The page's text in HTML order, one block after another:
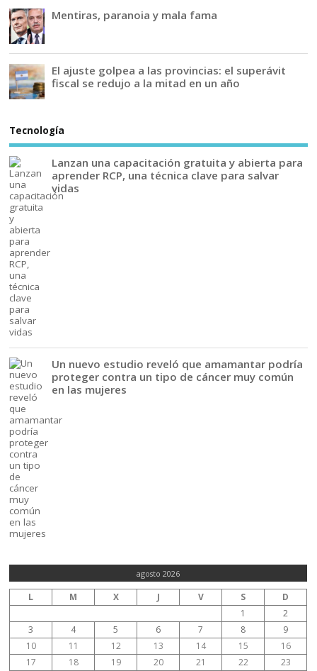
Mentiras, paranoia y mala fama
El ajuste golpea a las provincias: el superávit
fiscal se redujo a la mitad en un año
Tecnología
Lanzan una capacitación gratuita y abierta para
aprender RCP, una técnica clave para salvar
vidas
Un nuevo estudio reveló que amamantar podría
proteger contra un tipo de cáncer muy común
en las mujeres
agosto 2026
L M X J V S
D
1
2
3
4 5 6 7 8
9
10
11 12 13 14 15
16
17
18 19 20 21 22 23